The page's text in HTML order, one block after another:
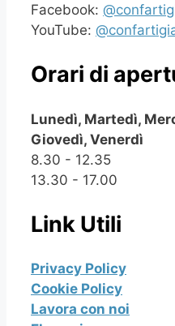
Facebook:
YouTube:
Orari di
Lunedì, Martedì,
Giovedì, Venerdì
8.30 - 12.35
13.30 - 17.00
Link Utili
Privacy Policy
Cookie Policy
Lavora con noi